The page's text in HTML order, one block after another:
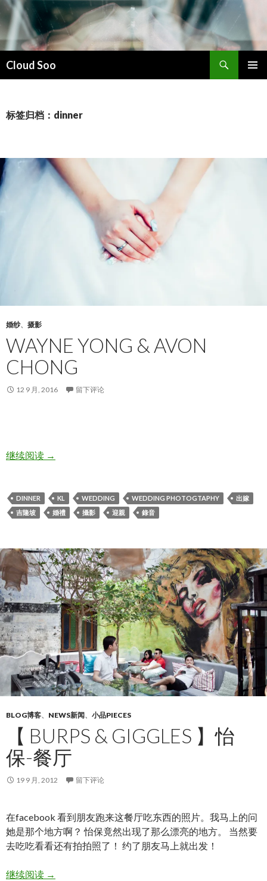
Cloud Soo
索
文
标签归档：dinner
婚纱、 摄影
WAYNE YONG & AVON
CHONG
12 9 月, 2016 留下评论
继续阅读Wayne Yong & Avon Chong
→
DINNER KL WEDDING WEDDING PHOTOGTAPHY
出嫁
吉隆坡
婚禮 攝影 迎親 錄音
BLOG博客、 NEWS新闻、 小品PIECES
【 BURPS & GIGGLES 】怡
保-餐厅
19 9 月, 2012 留下评论
在facebook 看到朋友跑来这餐厅吃东西的照片。我马上的问
她是那个地方啊？ 怡保竟然出现了那么漂亮的地方。 当然要
去吃吃看看还有拍拍照了！ 约了朋友马上就出发！
继续阅读【 BURPS & GIGGLES 】怡保-餐厅
→